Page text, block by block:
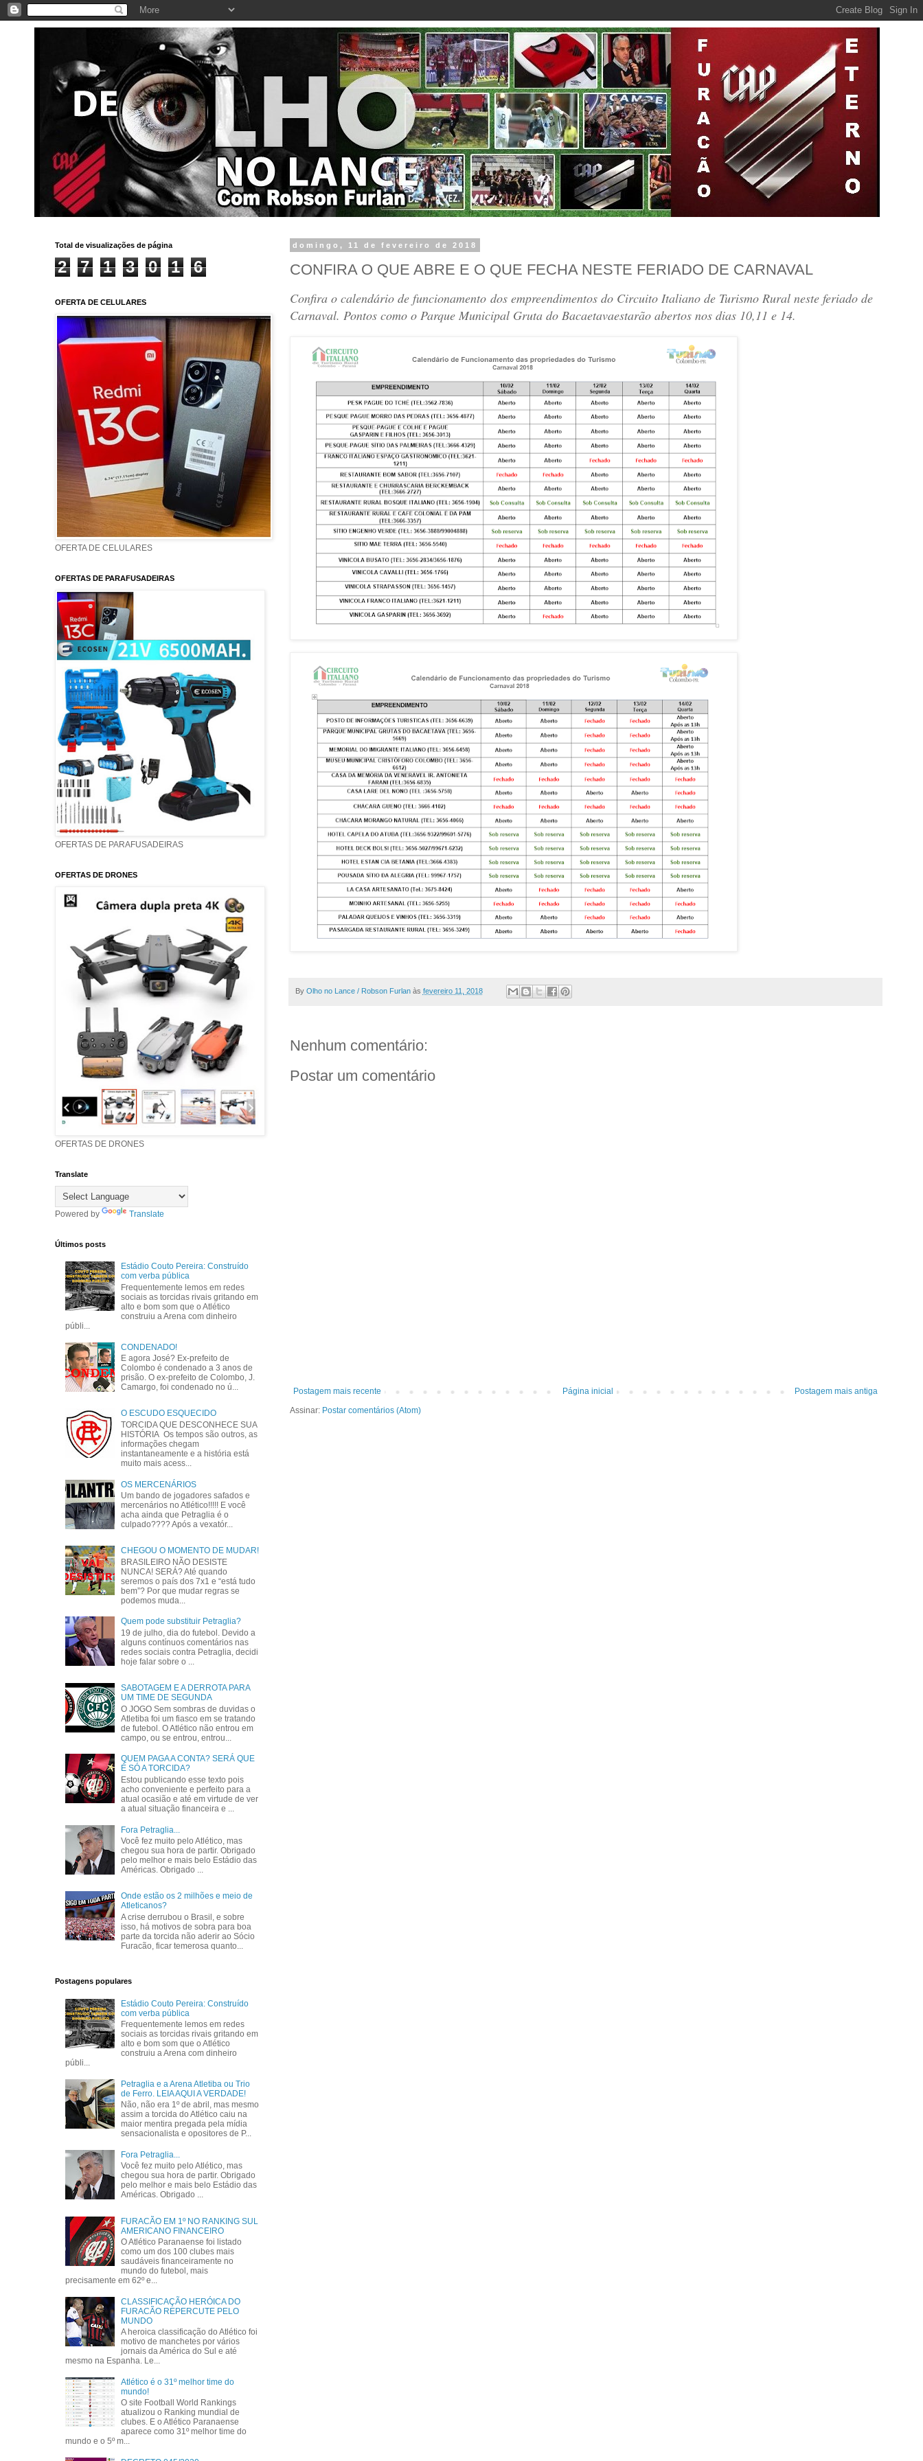
domingo, 11 de fevereiro de 2018
CONFIRA O QUE ABRE E O QUE FECHA NESTE FERIADO DE CARNAVAL
Confira o calendário de funcionamento dos empreendimentos do Circuito Italiano de Turismo Rural neste feriado de
Carnaval. Pontos como o Parque Municipal Gruta do Bacaetavaestarão abertos nos dias 10,11 e 14.
By Olho no Lance / Robson Furlan às fevereiro 11, 2018
Nenhum comentário:
Postar um comentário
Postagem mais recente Postagem mais antiga
Página inicial
Assinar: Postar comentários (Atom)
Total de visualizações de página
2 7 1 3 0 1 6
OFERTA DE CELULARES
OFERTA DE CELULARES
OFERTAS DE PARAFUSADEIRAS
OFERTAS DE PARAFUSADEIRAS
OFERTAS DE DRONES
OFERTAS DE DRONES
Translate
Powered by Translate
Últimos posts
Estádio Couto Pereira: Construído
com verba pública
Frequentemente lemos em redes
sociais as torcidas rivais gritando em
alto e bom som que o Atlético
construiu a Arena com dinheiro
públi...
CONDENADO!
E agora José? Ex-prefeito de
Colombo é condenado a 3 anos de
prisão. O ex-prefeito de Colombo, J.
Camargo, foi condenado no ú...
O ESCUDO ESQUECIDO
TORCIDA QUE DESCONHECE SUA
HISTÓRIA Os tempos são outros, as
informações chegam
instantaneamente e a história está
muito mais acess...
OS MERCENÁRIOS
Um bando de jogadores safados e
mercenários no Atlético!!!!! E você
acha ainda que Petraglia é o
culpado???? Após a vexatór...
CHEGOU O MOMENTO DE MUDAR!
BRASILEIRO NÃO DESISTE
NUNCA! SERÁ? Até quando
seremos o país dos 7x1 e “está tudo
bem”? Por que mudar regras se
podemos muda...
Quem pode substituir Petraglia?
19 de julho, dia do futebol. Devido a
alguns contínuos comentários nas
redes sociais contra Petraglia, decidi
hoje falar sobre o ...
SABOTAGEM E A DERROTA PARA
UM TIME DE SEGUNDA
O JOGO Sem sombras de duvidas o
Atletiba foi um fiasco em se tratando
de futebol. O Atlético não entrou em
campo, ou se entrou, entrou...
QUEM PAGA A CONTA? SERÁ QUE
É SÓ A TORCIDA?
Estou publicando esse texto pois
acho conveniente e perfeito para a
atual ocasião e até em virtude de ver
a atual situação financeira e ...
Fora Petraglia...
Você fez muito pelo Atlético, mas
chegou sua hora de partir. Obrigado
pelo melhor e mais belo Estádio das
Américas. Obrigado ...
Onde estão os 2 milhões e meio de
Atleticanos?
A crise derrubou o Brasil, e sobre
isso, há motivos de sobra para boa
parte da torcida não aderir ao Sócio
Furacão, ficar temerosa quanto...
Postagens populares
Estádio Couto Pereira: Construído
com verba pública
Frequentemente lemos em redes
sociais as torcidas rivais gritando em
alto e bom som que o Atlético
construiu a Arena com dinheiro
públi...
Petraglia e a Arena Atletiba ou Trio
de Ferro. LEIA AQUI A VERDADE!
Não, não era 1º de abril, mas mesmo
assim a torcida do Atlético caiu na
maior mentira pregada pela mídia
sensacionalista e opositores de P...
Fora Petraglia...
Você fez muito pelo Atlético, mas
chegou sua hora de partir. Obrigado
pelo melhor e mais belo Estádio das
Américas. Obrigado ...
FURACÃO EM 1º NO RANKING SUL
AMERICANO FINANCEIRO
O Atlético Paranaense foi listado
como um dos 100 clubes mais
saudáveis financeiramente no
mundo do futebol, mais
precisamente em 62º e...
CLASSIFICAÇÃO HERÓICA DO
FURACÃO REPERCUTE PELO
MUNDO
A heroica classificação do Atlético foi
motivo de manchetes por vários
jornais da América do Sul e até
mesmo na Espanha. Le...
Atlético é o 31º melhor time do
mundo!
O site Football World Rankings
atualizou o Ranking mundial de
clubes. E o Atlético Paranaense
aparece como 31º melhor time do
mundo e o 5º m...